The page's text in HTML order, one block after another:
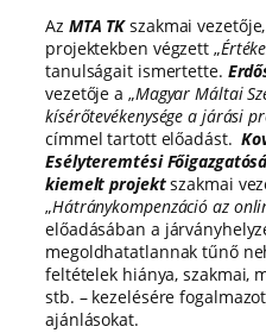
Az MTA TKszakmai
projektekben végzett „
tanulságait ismertette.
vezetője a „Magyar Máltai
kísérőtevékenysége a járási
címmel tartott előadást.
Esélyteremtési
kiemelt projektszakmai
„Hátránykompenzáció az
előadásában a
megoldhatatlannak tűnő
feltételek hiánya, szakmai,
stb. – kezelésére
ajánlásokat.